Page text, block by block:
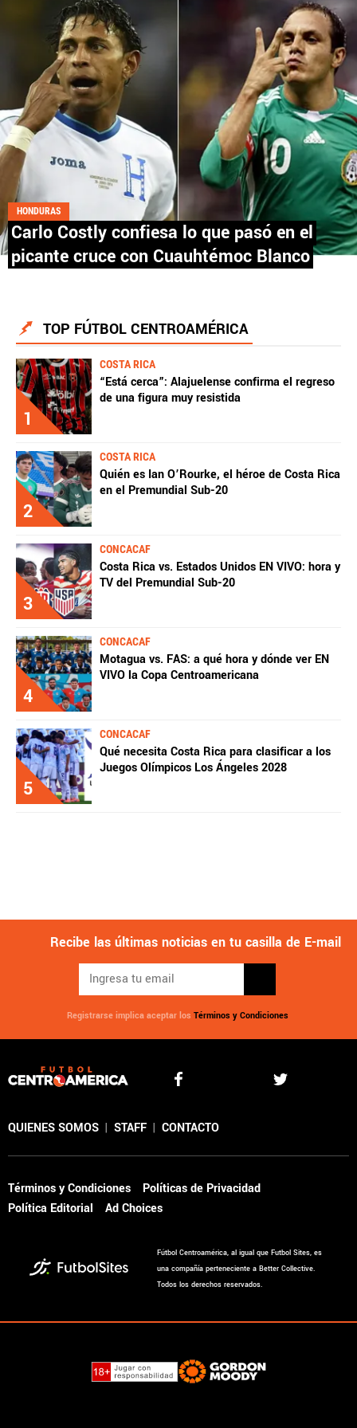
Fútbol Centroamérica, al igual que Futbol Sites, es
una compañía perteneciente a Better Collective.
Todos los derechos reservados.
HONDURAS
Carlo Costly confiesa lo que pasó en el
picante cruce con Cuauhtémoc Blanco
TOP FÚTBOL CENTROAMÉRICA
1
COSTA RICA
“Está cerca”: Alajuelense confirma el regreso
de una figura muy resistida
2
COSTA RICA
Quién es Ian O’Rourke, el héroe de Costa Rica
en el Premundial Sub-20
3
CONCACAF
Costa Rica vs. Estados Unidos EN VIVO: hora y
TV del Premundial Sub-20
4
CONCACAF
Motagua vs. FAS: a qué hora y dónde ver EN
VIVO la Copa Centroamericana
5
CONCACAF
Qué necesita Costa Rica para clasificar a los
Juegos Olímpicos Los Ángeles 2028
Recibe las últimas noticias en tu casilla de E-mail
Registrarse implica aceptar los Términos y Condiciones
QUIENES SOMOS | STAFF | CONTACTO
Términos y Condiciones
Políticas de Privacidad
Política Editorial
Ad Choices
Fútbol Centroamérica, al igual que Futbol Sites, es
una compañía perteneciente a Better Collective.
Todos los derechos reservados.